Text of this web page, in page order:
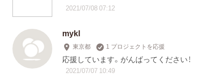
2021/07/08 07:12
mykl
東京都 1 プロジェクトを応援
応援しています。がんばってください！
2021/07/07 10:49